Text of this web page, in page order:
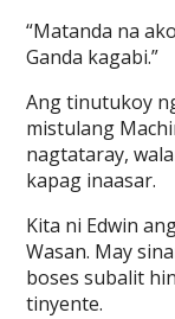
“Matanda na
Ganda kagabi.”
Ang tinutukoy
mistulang
nagtataray,
kapag inaasar.
Kita ni Edwin
Wasan. May
boses subalit
tinyente.